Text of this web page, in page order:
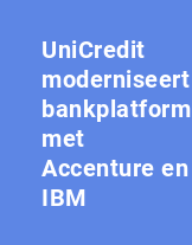
UniCredit
moderniseert
bankplatform
met
Accenture en
IBM